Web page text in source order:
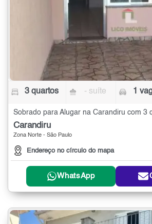
3 quartos - suíte 1
Sobrado para Alugar na Carandiru com 3
Carandiru
Zona Norte - São Paulo
Endereço no círculo do mapa
WhatsApp